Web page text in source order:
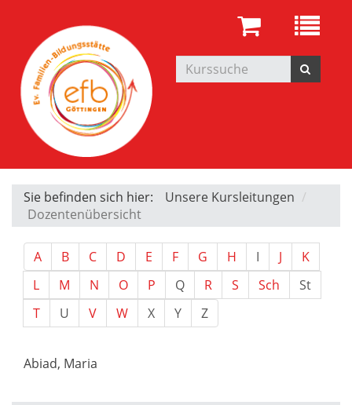
Sie befinden sich hier:
Unsere Kursleitungen
Dozentenübersicht
A B C D E F G H I J
K
L
M N O P Q R S Sch
St
T
U V W X Y Z
Abiad, Maria